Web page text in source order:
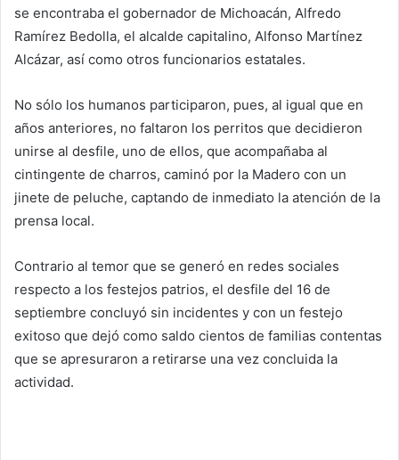
se encontraba el gobernador de Michoacán, Alfredo
Ramírez Bedolla, el alcalde capitalino, Alfonso Martínez
Alcázar, así como otros funcionarios estatales.
No sólo los humanos participaron, pues, al igual que en
años anteriores, no faltaron los perritos que decidieron
unirse al desfile, uno de ellos, que acompañaba al
cintingente de charros, caminó por la Madero con un
jinete de peluche, captando de inmediato la atención de la
prensa local.
Contrario al temor que se generó en redes sociales
respecto a los festejos patrios, el desfile del 16 de
septiembre concluyó sin incidentes y con un festejo
exitoso que dejó como saldo cientos de familias contentas
que se apresuraron a retirarse una vez concluida la
actividad.